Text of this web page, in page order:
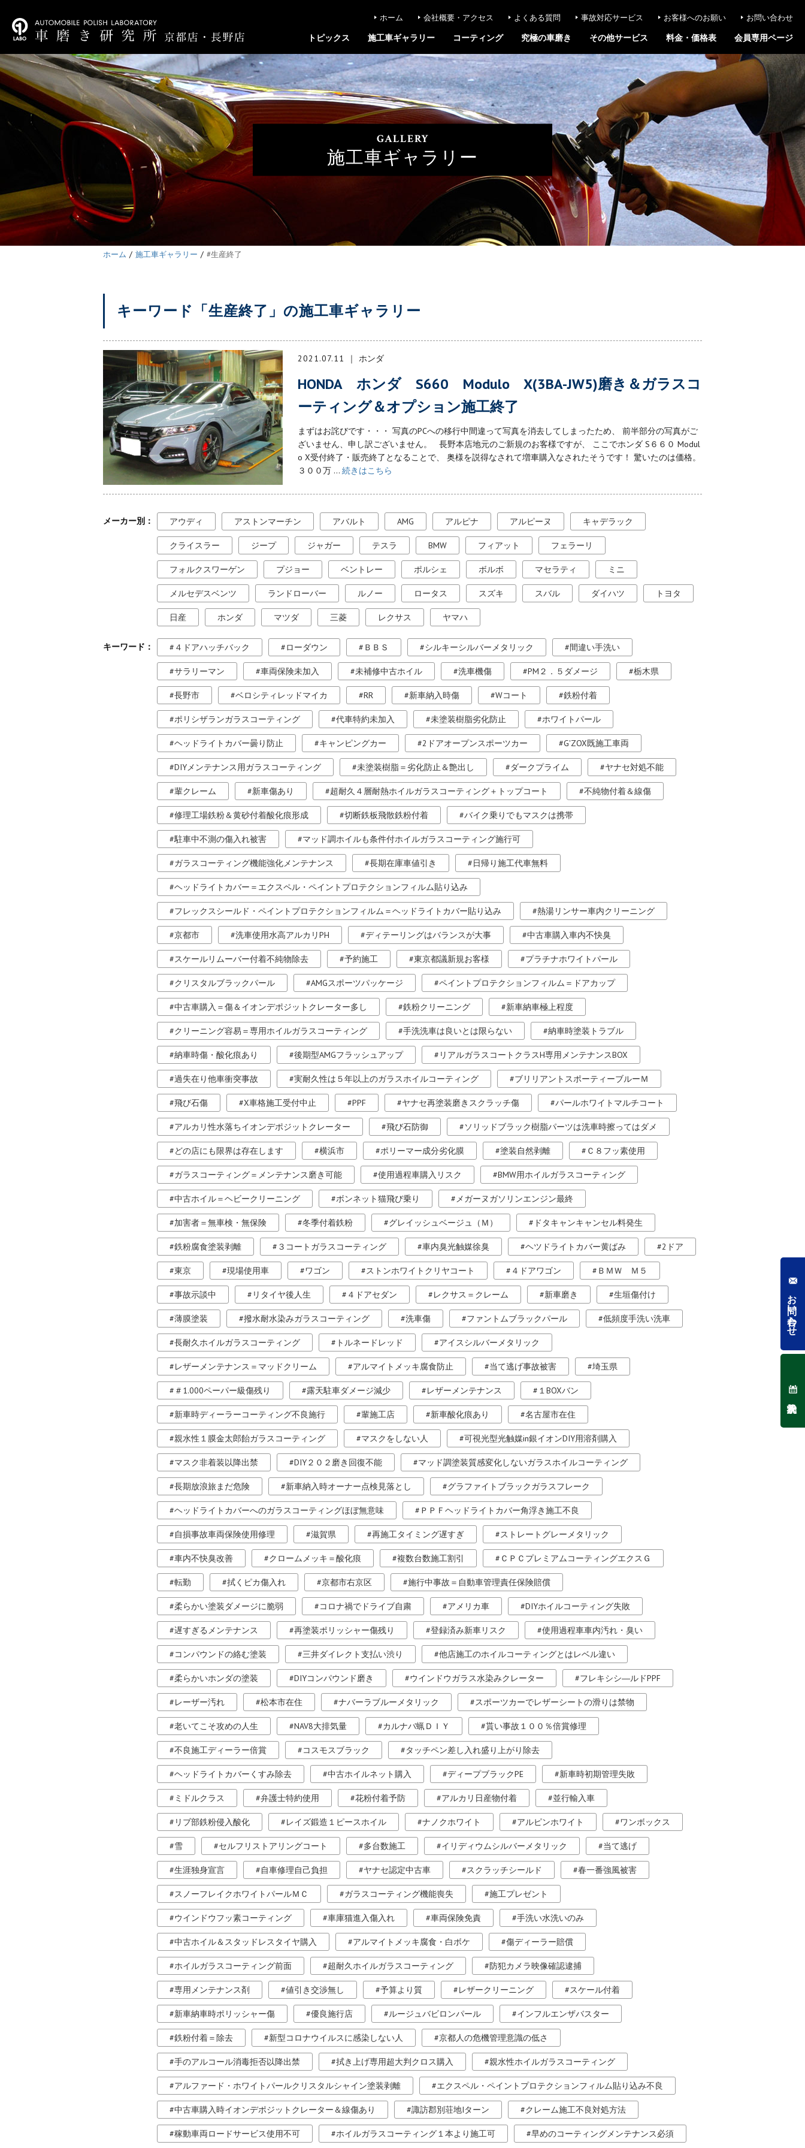
ホーム 会社概要・アクセス よくある質問 事故対応サービス お客様へのお願い お問い合わせ
トピックス 施工車ギャラリー コーティング 究極の車磨き その他サービス 料金・価格表 会員専用ページ
お問い合わせ
GALLERY
施工車ギャラリー
ホーム 施工車ギャラリー #生産終了
キーワード「生産終了」の施工車ギャラリー
2021.07.11 ホンダ
HONDA ホンダ S660 Modulo X(3BA-JW5)磨き＆ガラスコ
ーティング＆オプション施工終了
まずはお詫びです・・・ 写真のPCへの移行中間違って写真を消去してしまったため、 前半部分の写真がご
ざいません、申し訳ございません。 長野本店地元のご新規のお客様ですが、 ここでホンダ S６６０ Modul
o X受付終了・販売終了となることで、 奥様を説得なされて増車購入なされたそうです！ 驚いたのは価格。
３００万 ... 続きはこちら
メーカー別 アウディ アストンマーチン アバルト AMG アルピナ アルピーヌ キャデラック
クライスラー ジープ ジャガー テスラ BMW フィアット フェラーリ
フォルクスワーゲン プジョー ベントレー ポルシェ ボルボ マセラティ ミニ
メルセデスベンツ ランドローバー ルノー ロータス スズキ スバル ダイハツ トヨタ
日産 ホンダ マツダ 三菱 レクサス ヤマハ
キーワード ４ドアハッチバック ローダウン ＢＢＳ シルキーシルバーメタリック 間違い手洗い
サラリーマン 車両保険未加入 未補修中古ホイル 洗車機傷 PM２．５ダメージ 栃木県
長野市 ベロシティレッドマイカ RR 新車納入時傷 Wコート 鉄粉付着
ポリシザランガラスコーティング 代車特約未加入 未塗装樹脂劣化防止 ホワイトパール
ヘッドライトカバー曇り防止 キャンピングカー 2ドアオープンスポーツカー G'ZOX既施工車両
DIYメンテナンス用ガラスコーティング 未塗装樹脂＝劣化防止＆艶出し ダークプライム ヤナセ対処不能
輩クレーム 新車傷あり 超耐久４層耐熱ホイルガラスコーティング＋トップコート 不純物付着＆線傷
修理工場鉄粉＆黄砂付着酸化痕形成 切断鉄板飛散鉄粉付着 バイク乗りでもマスクは携帯
駐車中不測の傷入れ被害 マッド調ホイルも条件付ホイルガラスコーティング施行可
ガラスコーティング機能強化メンテナンス 長期在庫車値引き 日帰り施工代車無料
ヘッドライトカバー＝エクスペル・ペイントプロテクションフィルム貼り込み
フレックスシールド・ペイントプロテクションフィルム＝ヘッドライトカバー貼り込み 熱湯リンサー車内クリーニング
京都市 洗車使用水高アルカリPH ディテーリングはバランスが大事 中古車購入車内不快臭
スケールリムーバー付着不純物除去 予約施工 東京都議新規お客様 プラチナホワイトパール
クリスタルブラックパール AMGスポーツパッケージ ペイントプロテクションフィルム＝ドアカップ
中古車購入＝傷＆イオンデポジットクレーター多し 鉄粉クリーニング 新車納車極上程度
クリーニング容易＝専用ホイルガラスコーティング 手洗洗車は良いとは限らない 納車時塗装トラブル
納車時傷・酸化痕あり 後期型AMGフラッシュアップ リアルガラスコートクラスH専用メンテナンスBOX
過失在り他車衝突事故 実耐久性は５年以上のガラスホイルコーティング ブリリアントスポーティーブルーＭ
飛び石傷 X車格施工受付中止 PPF ヤナセ再塗装磨きスクラッチ傷 パールホワイトマルチコート
アルカリ性水落ちイオンデポジットクレーター 飛び石防御 ソリッドブラック樹脂パーツは洗車時擦ってはダメ
どの店にも限界は存在します 横浜市 ポリーマー成分劣化膜 塗装自然剥離 Ｃ８フッ素使用
ガラスコーティング＝メンテナンス磨き可能 使用過程車購入リスク BMW用ホイルガラスコーティング
中古ホイル＝ヘビークリーニング ボンネット猫飛び乗り メガーヌガソリンエンジン最終
加害者＝無車検・無保険 冬季付着鉄粉 グレイッシュベージュ（Ｍ） ドタキャンキャンセル料発生
鉄粉腐食塗装剥離 ３コートガラスコーティング 車内臭光触媒徐臭 ヘツドライトカバー黄ばみ 2ドア
東京 現場使用車 ワゴン ストンホワイトクリヤコート ４ドアワゴン ＢＭＷ Ｍ５
事故示談中 リタイヤ後人生 ４ドアセダン レクサス＝クレーム 新車磨き 生垣傷付け
薄膜塗装 撥水耐水染みガラスコーティング 洗車傷 ファントムブラックパール 低頻度手洗い洗車
長耐久ホイルガラスコーティング トルネードレッド アイスシルバーメタリック
レザーメンテナンス＝マッドクリーム アルマイトメッキ腐食防止 当て逃げ事故被害 埼玉県
＃1.000ペーパー級傷残り 露天駐車ダメージ減少 レザーメンテナンス １BOXバン
新車時ディーラーコーティング不良施行 輩施工店 新車酸化痕あり 名古屋市在住
親水性１膜金太郎飴ガラスコーティング マスクをしない人 可視光型光触媒in銀イオンDIY用溶剤購入
マスク非着装以降出禁 DIY２０２磨き回復不能 マッド調塗装質感変化しないガラスホイルコーティング
長期放浪旅まだ危険 新車納入時オーナー点検見落とし グラファイトブラックガラスフレーク
ヘッドライトカバーへのガラスコーティングほぼ無意味 ＰＰＦヘッドライトカバー角浮き施工不良
自損事故車両保険使用修理 滋賀県 再施工タイミング遅すぎ ストレートグレーメタリック
車内不快臭改善 クロームメッキ＝酸化痕 複数台数施工割引 ＣＰＣプレミアムコーティングエクスＧ
転勤 拭くピカ傷入れ 京都市右京区 施行中事故＝自動車管理責任保険賠償
柔らかい塗装ダメージに脆弱 コロナ禍でドライブ自粛 アメリカ車 DIYホイルコーティング失敗
遅すぎるメンテナンス 再塗装ポリッシャー傷残り 登録済み新車リスク 使用過程車車内汚れ・臭い
コンパウンドの絡む塗装 三井ダイレクト支払い渋り 他店施工のホイルコーティングとはレベル違い
柔らかいホンダの塗装 DIYコンパウンド磨き ウインドウガラス水染みクレーター フレキシシ―ルドPPF
レーザー汚れ 松本市在住 ナバーラブルーメタリック スポーツカーでレザーシートの滑りは禁物
老いてこそ攻めの人生 NAV8大排気量 カルナバ蝋ＤＩＹ 貰い事故１００％倍賞修理
不良施工ディーラー倍賞 コスモスブラック タッチペン差し入れ盛り上がり除去
ヘッドライトカバーくすみ除去 中古ホイルネット購入 ディープブラックPE 新車時初期管理失敗
ミドルクラス 弁護士特約使用 花粉付着予防 アルカリ日産物付着 並行輸入車
リブ部鉄粉侵入酸化 レイズ鍛造１ピースホイル ナノクホワイト アルピンホワイト ワンボックス
雪 セルフリストアリングコート 多台数施工 イリディウムシルバーメタリック 当て逃げ
生涯独身宣言 自車修理自己負担 ヤナセ認定中古車 スクラッチシールド 春一番強風被害
スノーフレイクホワイトパールＭＣ ガラスコーティング機能喪失 施工プレゼント
ウインドウフッ素コーティング 車庫猫進入傷入れ 車両保険免責 手洗い水洗いのみ
中古ホイル＆スタッドレスタイヤ購入 アルマイトメッキ腐食・白ボケ 傷ディーラー賠償
ホイルガラスコーティング前面 超耐久ホイルガラスコーティング 防犯カメラ映像確認逮捕
専用メンテナンス剤 値引き交渉無し 予算より質 レザークリーニング スケール付着
新車納車時ポリッシャー傷 優良施行店 ルージュバビロンパール インフルエンザバスター
鉄粉付着＝除去 新型コロナウイルスに感染しない人 京都人の危機管理意識の低さ
手のアルコール消毒拒否以降出禁 拭き上げ専用超大判クロス購入 親水性ホイルガラスコーティング
アルファード・ホワイトパールクリスタルシャイン塗装剥離 エクスペル・ペイントプロテクションフィルム貼り込み不良
中古車購入時イオンデポジットクレーター＆線傷あり 諏訪郡別荘地Iターン クレーム施工不良対処方法
稼動車両ロードサービス使用不可 ホイルガラスコーティング１本より施工可 早めのコーティングメンテナンス必須